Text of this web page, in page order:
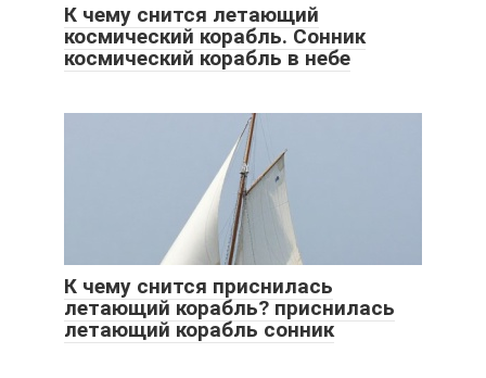
К чему снится летающий
космический корабль. Сонник
космический корабль в небе
К чему снится приснилась
летающий корабль? приснилась
летающий корабль сонник